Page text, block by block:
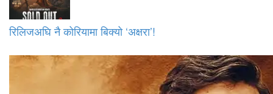
रिलिजअघि नै कोरियामा बिक्यो ‘अक्षरा’!